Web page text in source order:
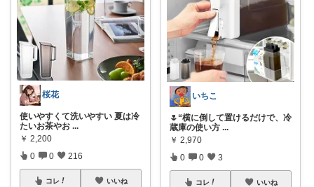
桜花
使いやすくて洗いやすい 夏は冷
たいお茶やお ...
￥ 2,200
0 0 216
コレ いいね
いちこ
🌷“横に倒して置けるだけで、冷
蔵庫の使い方 ...
￥ 2,970
0 0 3
コレ いいね